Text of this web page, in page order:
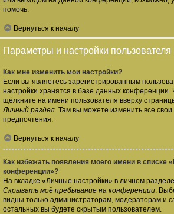
помочь.
Вернуться к началу
Параметры и настройки пользователя
Как мне изменить мои настройки?
Если вы являетесь зарегистрированным
настройки хранятся в базе данных конференции.
щёлкните на имени пользователя вверху
Личный раздел. Там вы можете изменить все свои
предпочтения.
Вернуться к началу
Как избежать появления моего имени в списке
конференции»?
На вкладке «Личные настройки» в личном
Скрывать моё пребывание на конференции.
видны только администраторам, модераторам и
остальных вы будете скрытым пользователем.